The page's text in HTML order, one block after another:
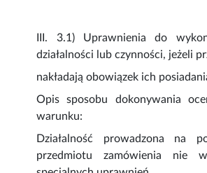
III. 3.1) Uprawnienia do
działalności lub czynności, jeżeli
nakładają obowiązek ich
Opis sposobu dokonywania
warunku:
Działalność prowadzona na
przedmiotu zamówienia nie